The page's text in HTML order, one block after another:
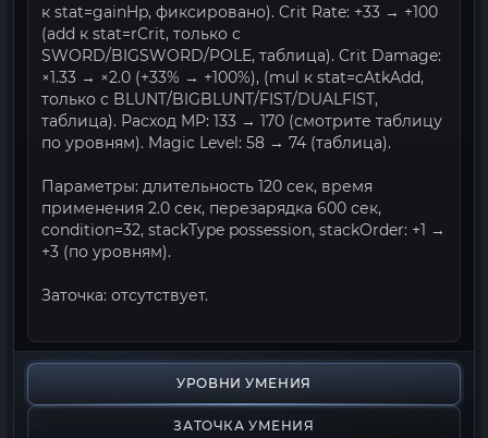
к stat=gainHp, фиксировано). Crit Rate: +33 → +100
(add к stat=rCrit, только с
SWORD/BIGSWORD/POLE, таблица). Crit Damage:
×1.33 → ×2.0 (+33% → +100%), (mul к stat=cAtkAdd,
только с BLUNT/BIGBLUNT/FIST/DUALFIST,
таблица). Расход MP: 133 → 170 (смотрите таблицу
по уровням). Magic Level: 58 → 74 (таблица).
Параметры: длительность 120 сек, время
применения 2.0 сек, перезарядка 600 сек,
condition=32, stackType possession, stackOrder: +1 →
+3 (по уровням).
Заточка: отсутствует.
УРОВНИ УМЕНИЯ
ЗАТОЧКА УМЕНИЯ